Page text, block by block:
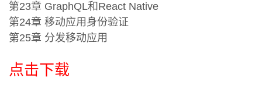
第23章 GraphQL和React Native
第24章 移动应用身份验证
第25章 分发移动应用
点击下载